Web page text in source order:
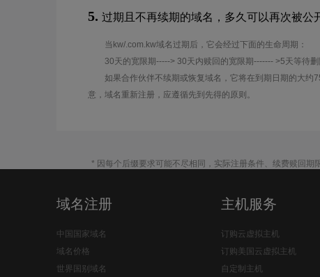
5. 过期且不再续期的域名，多久可以再次被公
当kw/.com.kw域名过期后，它会经过下面的生命周期：
30天的宽限期-----> 30天内赎回的宽限期------- >5天等待删
如果合作伙伴不续期或恢复域名，它将在到期日期的大约
意，域名重新注册，应遵循先到先得的原则。
* 因每个后缀要求可能不尽相同，实际注册条件、续费赎回期
域名注册
中国国家域名
域名价格
世界国别域名
主机服务
订购云虚拟主机
订购美国云虚拟主机
自定制主机